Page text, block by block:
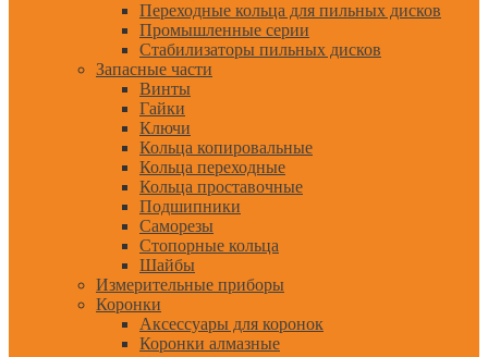
Переходные кольца для пильных дисков
Промышленные серии
Стабилизаторы пильных дисков
Запасные части
Винты
Гайки
Ключи
Кольца копировальные
Кольца переходные
Кольца проставочные
Подшипники
Саморезы
Стопорные кольца
Шайбы
Измерительные приборы
Коронки
Аксессуары для коронок
Коронки алмазные